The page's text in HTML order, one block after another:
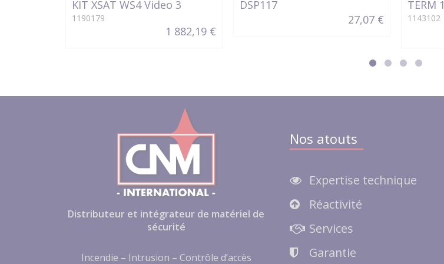
KIT XSAT WS4 Video 3
1190179
1 882,19 €
DSP117
27,07 €
TERM 1
1143102
Distributeur et intégrateur de matériel de
sécurité
Incendie – Intrusion – Contrôle d’accès
Nos atouts
Expertise technique
Réactivité
Services
Garantie